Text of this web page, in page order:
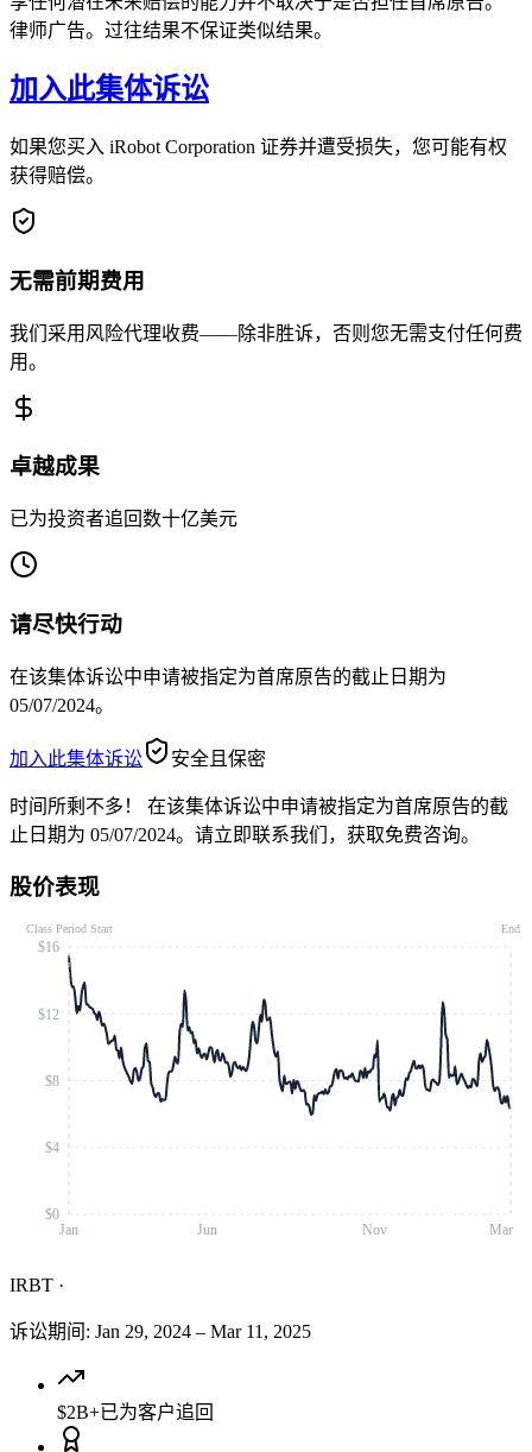
律师广告。过往结果不保证类似结果。
加入此集体诉讼
如果您买入 iRobot Corporation 证券并遭受损失，您可能有权
获得赔偿。
无需前期费用
我们采用风险代理收费——除非胜诉，否则您无需支付任何费
用。
卓越成果
已为投资者追回数十亿美元
请尽快行动
在该集体诉讼中申请被指定为首席原告的截止日期为
05/07/2024。
加入此集体诉讼 安全且保密
时间所剩不多！
在该集体诉讼中申请被指定为首席原告的截
止日期为 05/07/2024。请立即联系我们，获取免费咨询。
股价表现
Jan Jun Nov Mar
$0
$4
$8
$12
$16
Class Period Start End
IRBT ·
诉讼期间 : Jan 29, 2024 – Mar 11, 2025
$2B+已为客户追回